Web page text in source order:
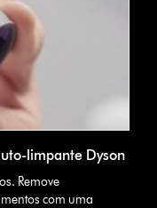
limpante Dyson
Remove
com uma